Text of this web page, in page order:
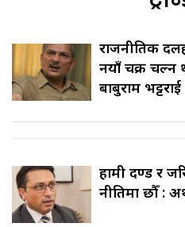
राजनीतिक
नयाँ चक्र
बाबुराम भट्टराई
हामी दण्ड र
नीतिमा छौँ :